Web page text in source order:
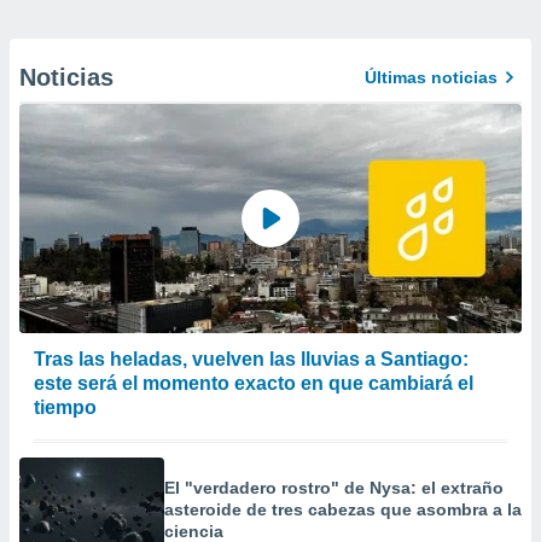
Noticias Últimas noticias
Tras las heladas, vuelven las lluvias a Santiago:
este será el momento exacto en que cambiará el
tiempo
El "verdadero rostro" de Nysa: el extraño
asteroide de tres cabezas que asombra a la
ciencia